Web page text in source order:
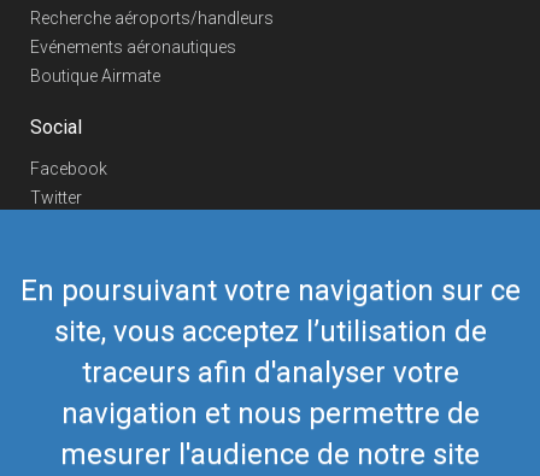
En poursuivant votre navigation sur ce
site, vous acceptez l’utilisation de
traceurs afin d'analyser votre
navigation et nous permettre de
mesurer l'audience de notre site
Recherche aéroports/handleurs
Evénements aéronautiques
Boutique Airmate
Social
Facebook
Twitter
Telegram
Nous contacter
Téléphone Europe +352 26441835
Téléphone US/Canada
418-592-8862
airmate@airmate.aero
(c) Myriel Aviation SA